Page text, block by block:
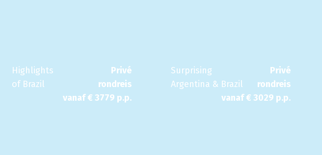
Highlights
of Brazil
Privé
rondreis
vanaf € 3779 p.p.
Surprising
Argentina & Brazil
Privé
rondreis
vanaf € 3029 p.p.